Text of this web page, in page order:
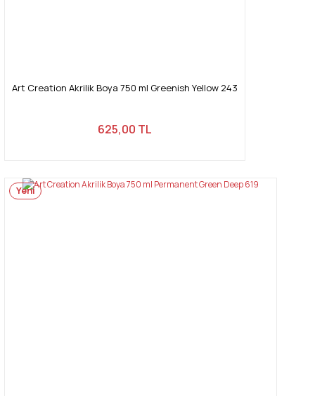
Art Creation Akrilik Boya 750 ml Greenish Yellow 243
625,00 TL
Yeni